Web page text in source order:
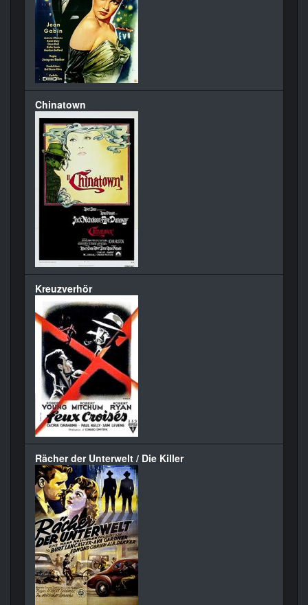
Chinatown
Kreuzverhör
Rächer der Unterwelt / Die Killer